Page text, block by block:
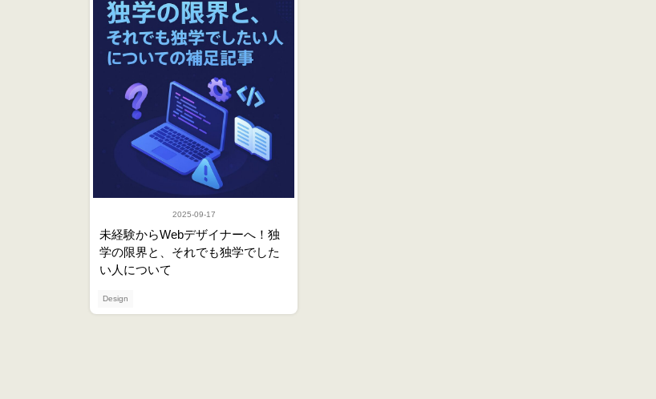
Design
2025-09-17
未経験からWebデザイナーへ！独
学の限界と、それでも独学でした
い人について